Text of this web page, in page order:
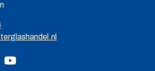
op Tiktok
ons op LinkedIn
Volg ons op YouTube